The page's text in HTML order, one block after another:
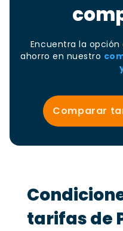
Encuentra la
ahorro en nuestro
Comparar
tarifas de